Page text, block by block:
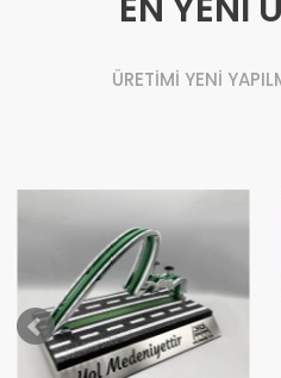
ÜRETİMİ YENİ